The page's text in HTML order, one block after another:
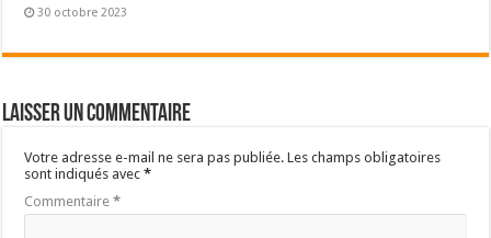
30 octobre 2023
Laisser un commentaire
Votre adresse e-mail ne sera pas publiée. Les champs obligatoires
sont indiqués avec*
Commentaire*